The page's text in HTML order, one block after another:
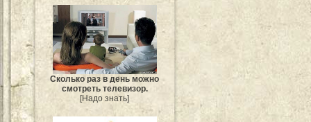
Сколько раз в день можно
смотреть телевизор.
[Надо знать]